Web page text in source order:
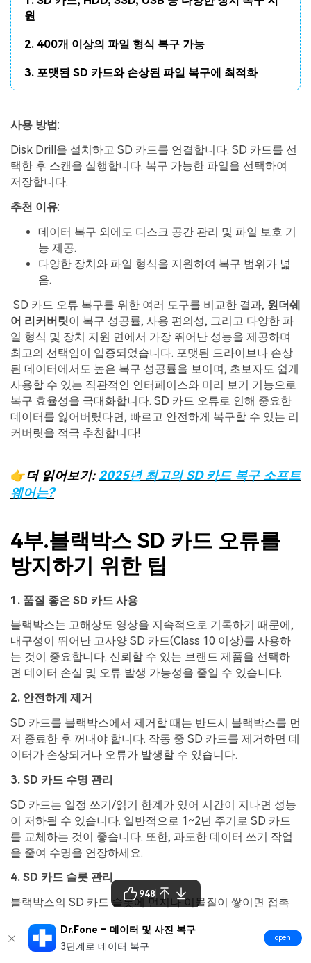
원
2. 400개 이상의 파일 형식 복구 가능
3. 포맷된 SD 카드와 손상된 파일 복구에 최적화
사용 방법:
Disk Drill을 설치하고 SD 카드를 연결합니다. SD 카드를 선
택한 후 스캔을 실행합니다. 복구 가능한 파일을 선택하여
저장합니다.
추천 이유:
데이터 복구 외에도 디스크 공간 관리 및 파일 보호 기
능 제공.
다양한 장치와 파일 형식을 지원하여 복구 범위가 넓
음.
SD 카드 오류 복구를 위한 여러 도구를 비교한 결과, 원더쉐
어 리커버릿이 복구 성공률, 사용 편의성, 그리고 다양한 파
일 형식 및 장치 지원 면에서 가장 뛰어난 성능을 제공하며
최고의 선택임이 입증되었습니다. 포맷된 드라이브나 손상
된 데이터에서도 높은 복구 성공률을 보이며, 초보자도 쉽게
사용할 수 있는 직관적인 인터페이스와 미리 보기 기능으로
복구 효율성을 극대화합니다. SD 카드 오류로 인해 중요한
데이터를 잃어버렸다면, 빠르고 안전하게 복구할 수 있는 리
커버릿을 적극 추천합니다!
👉더 읽어보기: 2025년 최고의SD카드 복구 소프트
웨어는?
4부.블랙박스 SD 카드 오류를
방지하기 위한 팁
1. 품질 좋은 SD 카드 사용
블랙박스는 고해상도 영상을 지속적으로 기록하기 때문에,
내구성이 뛰어난 고사양 SD 카드(Class 10 이상)를 사용하
는 것이 중요합니다. 신뢰할 수 있는 브랜드 제품을 선택하
면 데이터 손실 및 오류 발생 가능성을 줄일 수 있습니다.
2. 안전하게 제거
SD 카드를 블랙박스에서 제거할 때는 반드시 블랙박스를 먼
저 종료한 후 꺼내야 합니다. 작동 중 SD 카드를 제거하면 데
이터가 손상되거나 오류가 발생할 수 있습니다.
3. SD 카드 수명 관리
SD 카드는 일정 쓰기/읽기 한계가 있어 시간이 지나면 성능
이 저하될 수 있습니다. 일반적으로 1~2년 주기로 SD 카드
를 교체하는 것이 좋습니다. 또한, 과도한 데이터 쓰기 작업
을 줄여 수명을 연장하세요.
4. SD 카드 슬롯 관리
블랙박스의 SD 카드 슬롯에 먼지나 이물질이 쌓이면 접촉
로 슬롯 내부를 청소하여 카드와의 접촉 상태를 유지하세요.
948
Dr.Fone – 데이터 및 사진 복구
3단계로 데이터 복구
open